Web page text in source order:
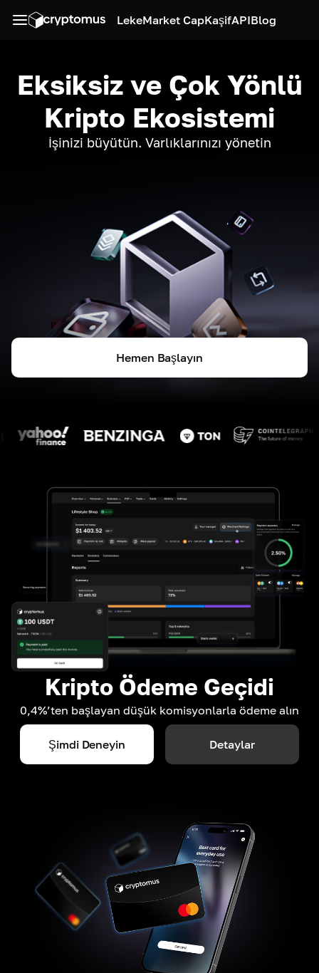
LekeMarket CapKaşifAPIBlog
Eksiksiz ve Çok Yönlü
Kripto Ekosistemi
İşinizi büyütün. Varlıklarınızı yönetin
Hemen Başlayın
Kripto Ödeme Geçidi
0,4%’ten başlayan düşük komisyonlarla ödeme alın
Şimdi Deneyin Detaylar